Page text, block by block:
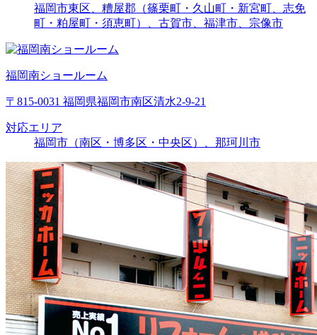
福岡市東区、糟屋郡（篠栗町・久山町・新宮町、志免
町・粕屋町・須恵町）、古賀市、福津市、宗像市
福岡南ショールーム
〒815-0031 福岡県福岡市南区清水2-9-21
対応エリア
福岡市（南区・博多区・中央区）、那珂川市